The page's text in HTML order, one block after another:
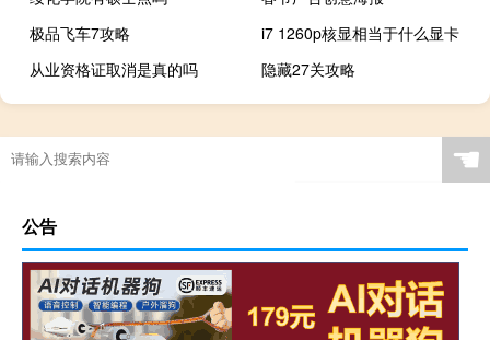
极品飞车7攻略
i7 1260p核显相当于什么显卡
从业资格证取消是真的吗
隐藏27关攻略
☚
公告